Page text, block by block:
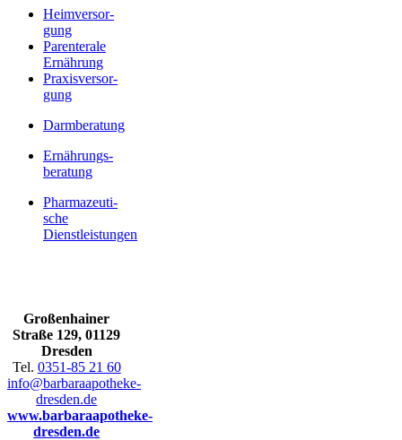
Heim­ver­sor­
gung
Par­en­te­r­ale
Ernährung
Pra­xis­ver­sor­
gung
Darm­be­ra­tung
Ernäh­rungs­
be­ra­tung
Phar­ma­zeu­ti­
sche
Dienstleistungen
Gro­ßen­hai­ner
Stra­ße 129,01129
Dres­den
Tel. 0351-85 21 60
info@barbaraapotheke-
dresden.de
www.barbaraapotheke-
dresden.de